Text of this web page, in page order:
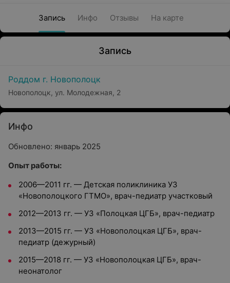
Запись Инфо Отзывы На карте
Запись
Роддом г. Новополоцк
Новополоцк, ул. Молодежная, 2
Инфо
Обновлено: январь 2025
Опыт работы:
2006—2011 гг. — Детская поликлиника УЗ
«Новополоцкого ГТМО», врач-педиатр участковый
2012—2013 гг. — УЗ «Полоцкая ЦГБ», врач-педиатр
2013—2015 гг. — УЗ «Новополоцкая ЦГБ», врач-
педиатр (дежурный)
2015—2018 гг. — УЗ «Новополоцкая ЦГБ», врач-
неонатолог